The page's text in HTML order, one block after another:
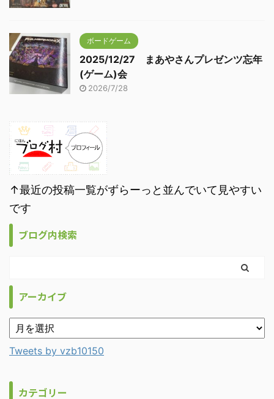
ボードゲーム
2025/12/27 まあやさんプレゼンツ忘年
(ゲーム)会
2026/7/28
↑最近の投稿一覧がずらーっと並んでいて見やすい
です
ブログ内検索
アーカイブ
Tweets by vzb10150
カテゴリー